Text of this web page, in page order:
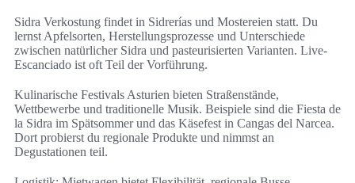
Sidra Verkostung findet in Sidrerías und Mostereien statt. Du
lernst Apfelsorten, Herstellungsprozesse und Unterschiede
zwischen natürlicher Sidra und pasteurisierten Varianten. Live-
Escanciado ist oft Teil der Vorführung.
Kulinarische Festivals Asturien bieten Straßenstände,
Wettbewerbe und traditionelle Musik. Beispiele sind die Fiesta de
la Sidra im Spätsommer und das Käsefest in Cangas del Narcea.
Dort probierst du regionale Produkte und nimmst an
Degustationen teil.